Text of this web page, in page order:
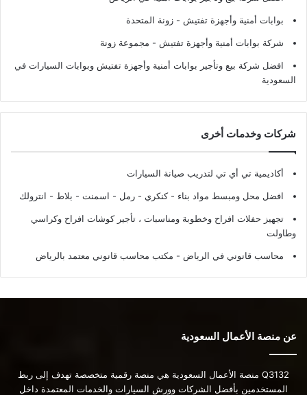
بوابات أمنية وأجهزة تفتيش - زونة المتحدة
شركة بوابات أمنية وأجهزة تفتيش - مجموعة زونة
افضل شركة بيع وتأجير بوابات أمنية وأجهزة تفتيش وبوابات السيارات في
السعودية
شركات وخدمات أخرى
أكاديمية تي أي تي لتدريب صيانة السيارات
افضل محل ومبسط مواد بناء - كنكري - رمل - اسمنت - بلاط - انترولك
تجهيز حفلات افراح وخطوبة ومناسبات ، تأجير كوشات افراح وكراسي
وطاولت
محاسب قانوني في الرياض - مكتب محاسب قانوني معتمد بالرياض
عن منصة الأعمال السعودية
Q3132 منصة الأعمال السعودية هي منصة رقمية متخصصة تهدف إلى ربط
المستخدمين بأفضل الشركات وورش السيارات والخدمات المعتمدة داخل